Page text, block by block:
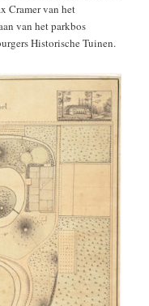
Cramer van het
van het parkbos
Historische Tuinen.